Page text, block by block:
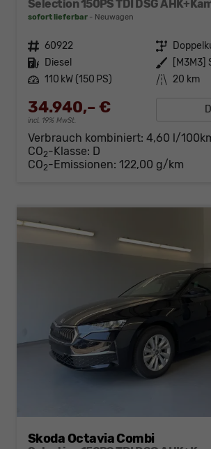
sofort lieferbar Neuwagen
Fahrzeugnr. 60922 Getriebe
Kraftstoff Diesel Außenfarbe
Leistung 110 kW (150 PS) Kilometerstand 20 km
34.940,– €
incl. 19% MwSt.
Verbrauch kombiniert: 4,60 l/
CO2-Klasse: D
CO2-Emissionen: 122,00 g/km
Skoda Octavia Combi